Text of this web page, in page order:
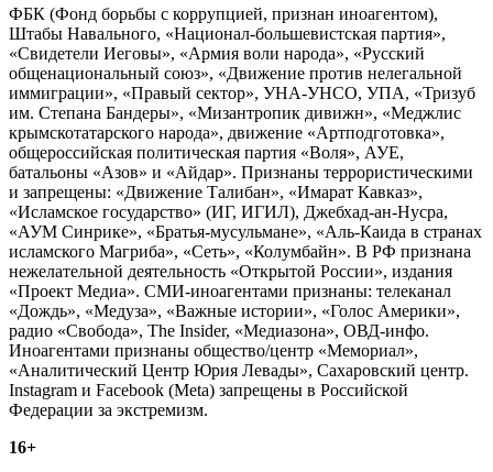
ФБК (Фонд борьбы с коррупцией, признан иноагентом),
Штабы Навального, «Национал-большевистская партия»,
«Свидетели Иеговы», «Армия воли народа», «Русский
общенациональный союз», «Движение против нелегальной
иммиграции», «Правый сектор», УНА-УНСО, УПА, «Тризуб
им. Степана Бандеры», «Мизантропик дивижн», «Меджлис
крымскотатарского народа», движение «Артподготовка»,
общероссийская политическая партия «Воля», АУЕ,
батальоны «Азов» и «Айдар». Признаны террористическими
и запрещены: «Движение Талибан», «Имарат Кавказ»,
«Исламское государство» (ИГ, ИГИЛ), Джебхад-ан-Нусра,
«АУМ Синрике», «Братья-мусульмане», «Аль-Каида в странах
исламского Магриба», «Сеть», «Колумбайн». В РФ признана
нежелательной деятельность «Открытой России», издания
«Проект Медиа». СМИ-иноагентами признаны: телеканал
«Дождь», «Медуза», «Важные истории», «Голос Америки»,
радио «Свобода», The Insider, «Медиазона», ОВД-инфо.
Иноагентами признаны общество/центр «Мемориал»,
«Аналитический Центр Юрия Левады», Сахаровский центр.
Instagram и Facebook (Metа) запрещены в Российской
Федерации за экстремизм.
16+